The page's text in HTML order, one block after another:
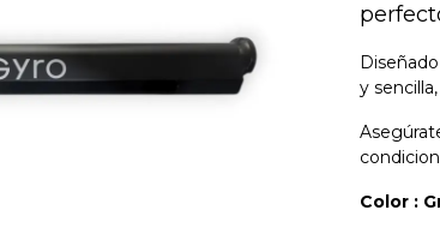
y
Color :